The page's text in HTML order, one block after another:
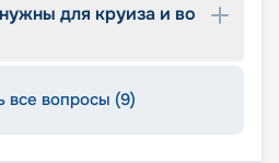
для круиза и во
все вопросы (9)